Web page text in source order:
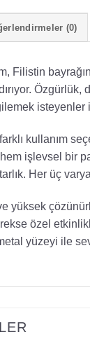
(0)
Filistin
isteyenler
kullanım
işlevsel bir
Her üç
yüksek
özel
yüzeyi ile